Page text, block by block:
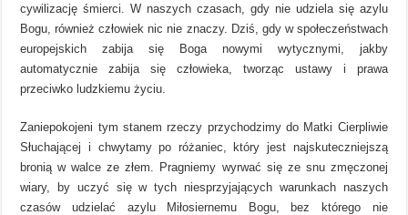
cywilizację śmierci. W naszych czasach, gdy nie udziela się azylu
Bogu, również człowiek nic nie znaczy. Dziś, gdy w społeczeństwach
europejskich zabija się Boga nowymi wytycznymi, jakby
automatycznie zabija się człowieka, tworząc ustawy i prawa
przeciwko ludzkiemu życiu.
Zaniepokojeni tym stanem rzeczy przychodzimy do Matki Cierpliwie
Słuchającej i chwytamy po różaniec, który jest najskuteczniejszą
bronią w walce ze złem. Pragniemy wyrwać się ze snu zmęczonej
wiary, by uczyć się w tych niesprzyjających warunkach naszych
czasów udzielać azylu Miłosiernemu Bogu, bez którego nie